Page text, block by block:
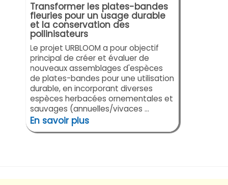
Transformer les plates-bandes
fleuries pour un usage durable
et la conservation des
pollinisateurs
Le projet URBLOOM a pour objectif
principal de créer et évaluer de
nouveaux assemblages d'espèces
de plates-bandes pour une utilisation
durable, en incorporant diverses
espèces herbacées ornementales et
sauvages (annuelles/vivaces ...
En savoir plus